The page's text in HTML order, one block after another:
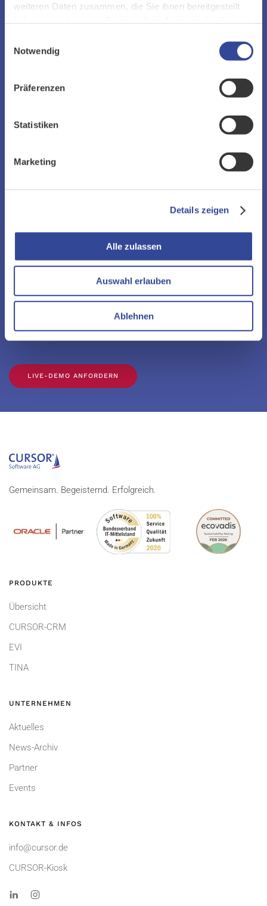
weiteren Daten zusammen, die Sie ihnen bereitgestellt
Notwendig
Präferenzen
Statistiken
Marketing
Details zeigen
Alle zulassen
Auswahl erlauben
Ablehnen
KONTAKT AUFNEHMEN
LIVE-DEMO ANFORDERN
Gemeinsam. Begeisternd. Erfolgreich.
PRODUKTE
Übersicht
CURSOR-CRM
EVI
TINA
UNTERNEHMEN
Aktuelles
News-Archiv
Partner
Events
KONTAKT & INFOS
info@cursor.de
CURSOR-Kiosk